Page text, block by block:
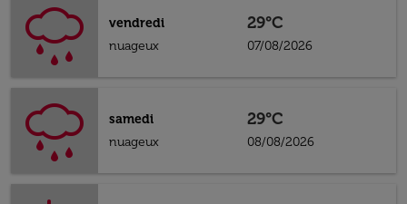
vendredi
nuageux
29°C
07/08/2026
samedi
nuageux
29°C
08/08/2026